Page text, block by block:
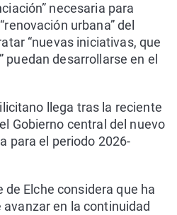
necesaria para
urbana” del
“nuevas iniciativas, que
puedan desarrollarse en el
llega tras la reciente
Gobierno central del nuevo
para el periodo 2026-
de Elche considera que ha
avanzar en la continuidad